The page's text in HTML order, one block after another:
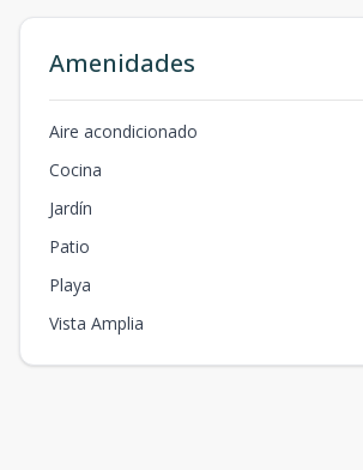
Amenidades
Aire acondicionado
Cocina
Jardín
Patio
Playa
Vista Amplia